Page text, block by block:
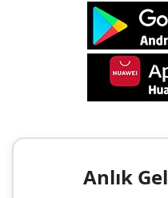
Anlık